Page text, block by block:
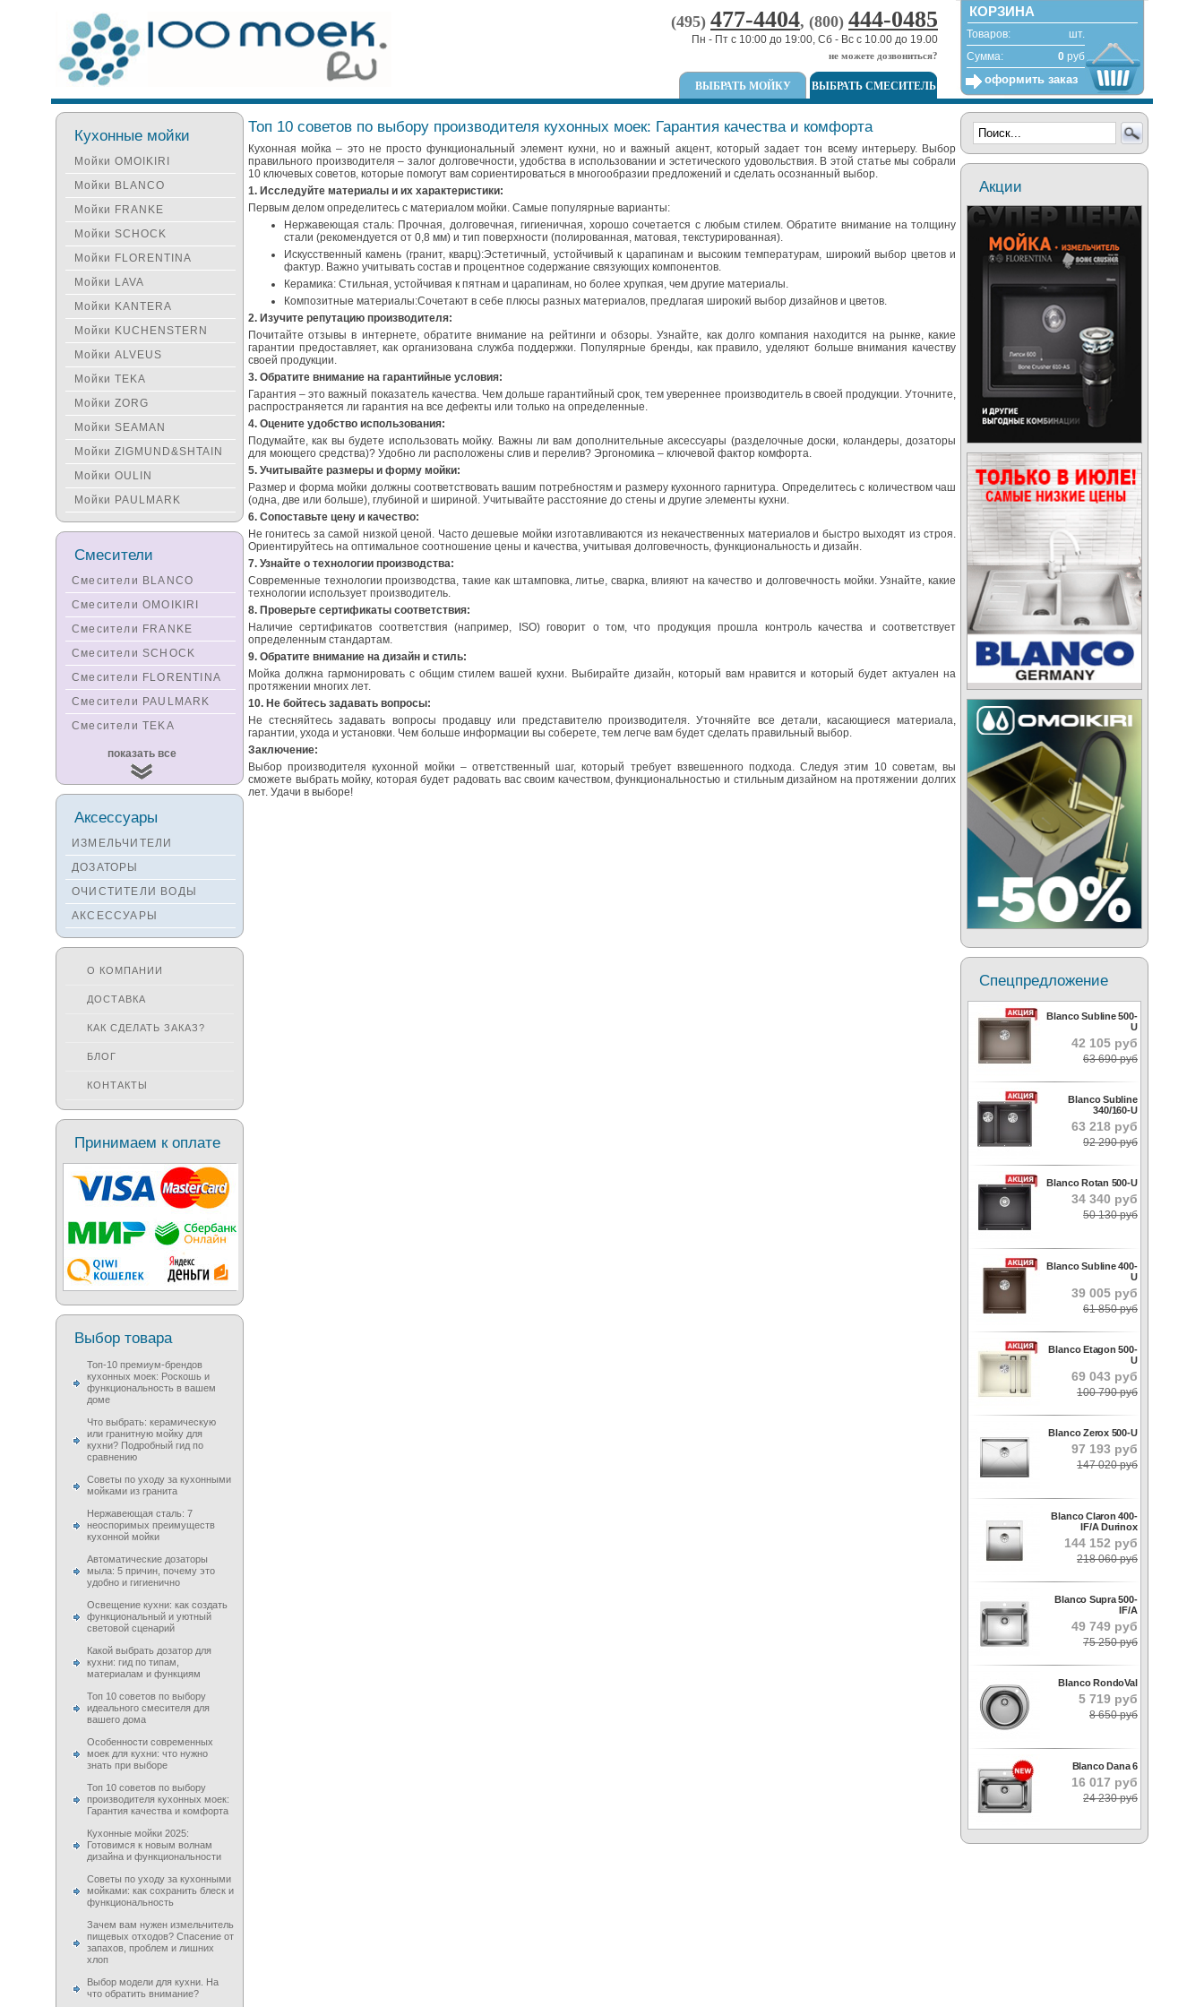
Топ 10 советов по выбору производителя кухонных моек: Гарантия качества и комфорта
Кухонная мойка – это не просто функциональный элемент кухни, но и важный акцент, который задает тон всему интерьеру. Выбор
правильного производителя – залог долговечности, удобства в использовании и эстетического удовольствия. В этой статье мы собрали
10 ключевых советов, которые помогут вам сориентироваться в многообразии предложений и сделать осознанный выбор.
1. Исследуйте материалы и их характеристики:
Первым делом определитесь с материалом мойки. Самые популярные варианты:
Нержавеющая сталь: Прочная, долговечная, гигиеничная, хорошо сочетается с любым стилем. Обратите внимание на толщину
стали (рекомендуется от 0,8 мм) и тип поверхности (полированная, матовая, текстурированная).
Искусственный камень (гранит, кварц):Эстетичный, устойчивый к царапинам и высоким температурам, широкий выбор цветов и
фактур. Важно учитывать состав и процентное содержание связующих компонентов.
Керамика: Стильная, устойчивая к пятнам и царапинам, но более хрупкая, чем другие материалы.
Композитные материалы:Сочетают в себе плюсы разных материалов, предлагая широкий выбор дизайнов и цветов.
2. Изучите репутацию производителя:
Почитайте отзывы в интернете, обратите внимание на рейтинги и обзоры. Узнайте, как долго компания находится на рынке, какие
гарантии предоставляет, как организована служба поддержки. Популярные бренды, как правило, уделяют больше внимания качеству
своей продукции.
3. Обратите внимание на гарантийные условия:
Гарантия – это важный показатель качества. Чем дольше гарантийный срок, тем увереннее производитель в своей продукции. Уточните,
распространяется ли гарантия на все дефекты или только на определенные.
4. Оцените удобство использования:
Подумайте, как вы будете использовать мойку. Важны ли вам дополнительные аксессуары (разделочные доски, коландеры, дозаторы
для моющего средства)? Удобно ли расположены слив и перелив? Эргономика – ключевой фактор комфорта.
5. Учитывайте размеры и форму мойки:
Размер и форма мойки должны соответствовать вашим потребностям и размеру кухонного гарнитура. Определитесь с количеством чаш
(одна, две или больше), глубиной и шириной. Учитывайте расстояние до стены и другие элементы кухни.
6. Сопоставьте цену и качество:
Не гонитесь за самой низкой ценой. Часто дешевые мойки изготавливаются из некачественных материалов и быстро выходят из строя.
Ориентируйтесь на оптимальное соотношение цены и качества, учитывая долговечность, функциональность и дизайн.
7. Узнайте о технологии производства:
Современные технологии производства, такие как штамповка, литье, сварка, влияют на качество и долговечность мойки. Узнайте, какие
технологии использует производитель.
8. Проверьте сертификаты соответствия:
Наличие сертификатов соответствия (например, ISO) говорит о том, что продукция прошла контроль качества и соответствует
определенным стандартам.
9. Обратите внимание на дизайн и стиль:
Мойка должна гармонировать с общим стилем вашей кухни. Выбирайте дизайн, который вам нравится и который будет актуален на
протяжении многих лет.
10. Не бойтесь задавать вопросы:
Не стесняйтесь задавать вопросы продавцу или представителю производителя. Уточняйте все детали, касающиеся материала,
гарантии, ухода и установки. Чем больше информации вы соберете, тем легче вам будет сделать правильный выбор.
Заключение:
Выбор производителя кухонной мойки – ответственный шаг, который требует взвешенного подхода. Следуя этим 10 советам, вы
сможете выбрать мойку, которая будет радовать вас своим качеством, функциональностью и стильным дизайном на протяжении долгих
лет. Удачи в выборе!
Кухонные мойки
Мойки OMOIKIRI
Мойки BLANCO
Мойки FRANKE
Мойки SCHOCK
Мойки FLORENTINA
Мойки LAVA
Мойки KANTERA
Мойки KUCHENSTERN
Мойки ALVEUS
Мойки TEKA
Мойки ZORG
Мойки SEAMAN
Мойки ZIGMUND&SHTAIN
Мойки OULIN
Мойки PAULMARK
Смесители
Смесители BLANCO
Смесители OMOIKIRI
Смесители FRANKE
Смесители SCHOCK
Смесители FLORENTINA
Смесители PAULMARK
Смесители TEKA
Смесители
KUCHENSTERN
Смесители ZORG
Смесители KANTERA
Смесители SEAMAN
Смесители
Zigmund&Shtain
Смесители OULIN
Смесители под бронзу
показать все
Аксессуары
ИЗМЕЛЬЧИТЕЛИ
ДОЗАТОРЫ
ОЧИСТИТЕЛИ ВОДЫ
АКСЕССУАРЫ
О КОМПАНИИ
ДОСТАВКА
КАК СДЕЛАТЬ ЗАКАЗ?
БЛОГ
КОНТАКТЫ
Принимаем к оплате
Выбор товара
Топ-10 премиум-брендов
кухонных моек: Роскошь и
функциональность в вашем
доме
Что выбрать: керамическую
или гранитную мойку для
кухни? Подробный гид по
сравнению
Советы по уходу за кухонными
мойками из гранита
Нержавеющая сталь: 7
неоспоримых преимуществ
кухонной мойки
Автоматические дозаторы
мыла: 5 причин, почему это
удобно и гигиенично
Освещение кухни: как создать
функциональный и уютный
световой сценарий
Какой выбрать дозатор для
кухни: гид по типам,
материалам и функциям
Топ 10 советов по выбору
идеального смесителя для
вашего дома
Особенности современных
моек для кухни: что нужно
знать при выборе
Топ 10 советов по выбору
производителя кухонных моек:
Гарантия качества и комфорта
Кухонные мойки 2025:
Готовимся к новым волнам
дизайна и функциональности
Советы по уходу за кухонными
мойками: как сохранить блеск и
функциональность
Зачем вам нужен измельчитель
пищевых отходов? Спасение от
запахов, проблем и лишних
хлоп
Выбор модели для кухни. На
что обратить внимание?
Акции
Спецпредложение
Blanco Subline 500-
U
42 105 руб
63 690 руб
Blanco Subline
340/160-U
63 218 руб
92 290 руб
Blanco Rotan 500-U
34 340 руб
50 130 руб
Blanco Subline 400-
U
39 005 руб
61 850 руб
Blanco Etagon 500-
U
69 043 руб
100 790 руб
Blanco Zerox 500-U
97 193 руб
147 020 руб
Blanco Claron 400-
IF/A Durinox
144 152 руб
218 060 руб
Blanco Supra 500-
IF/A
49 749 руб
75 250 руб
Blanco RondoVal
5 719 руб
8 650 руб
Blanco Dana 6
16 017 руб
24 230 руб
(495) 477-4404, (800) 444-0485
Пн - Пт с 10:00 до 19:00, Сб - Вс с 10.00 до 19.00
не можете дозвониться?
КОРЗИНА
Товаров:
шт.
Сумма:
0руб
оформить заказ
ВЫБРАТЬ СМЕСИТЕЛЬ
ВЫБРАТЬ МОЙКУ